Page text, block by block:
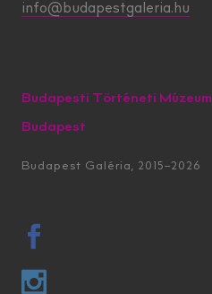
info@budapestgaleria.hu
Budapesti Történeti Múzeum
Budapest
Budapest Galéria, 2015–2026